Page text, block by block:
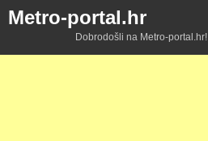
Metro-portal.hr
Dobrodošli na Metro-portal.hr!